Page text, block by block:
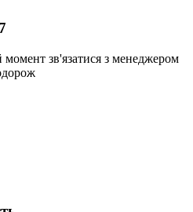
зв'язатися з менеджером